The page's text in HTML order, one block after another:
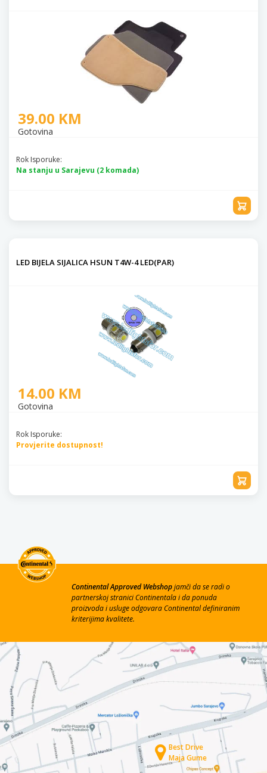
39.00 KM
Gotovina
Rok Isporuke:
Na stanju u Sarajevu (2 komada)
LED BIJELA SIJALICA HSUN T4W-4 LED(PAR)
14.00 KM
Gotovina
Rok Isporuke:
Provjerite dostupnost!
Continental Approved Webshopjamči da se radi o
partnerskoj stranici Continentala i da ponuda
proizvoda i usluge odgovara Continental definiranim
kriterijima kvalitete.
Best Drive
Maja Gume